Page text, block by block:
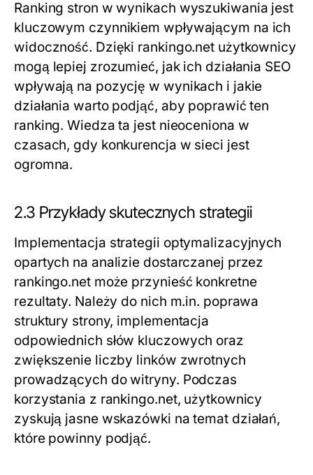
Ranking stron w wynikach wyszukiwania jest
kluczowym czynnikiem wpływającym na ich
widoczność. Dzięki rankingo.net użytkownicy
mogą lepiej zrozumieć, jak ich działania SEO
wpływają na pozycję w wynikach i jakie
działania warto podjąć, aby poprawić ten
ranking. Wiedza ta jest nieoceniona w
czasach, gdy konkurencja w sieci jest
ogromna.
2.3 Przykłady skutecznych strategii
Implementacja strategii optymalizacyjnych
opartych na analizie dostarczanej przez
rankingo.net może przynieść konkretne
rezultaty. Należy do nich m.in. poprawa
struktury strony, implementacja
odpowiednich słów kluczowych oraz
zwiększenie liczby linków zwrotnych
prowadzących do witryny. Podczas
korzystania z rankingo.net, użytkownicy
zyskują jasne wskazówki na temat działań,
które powinny podjąć.